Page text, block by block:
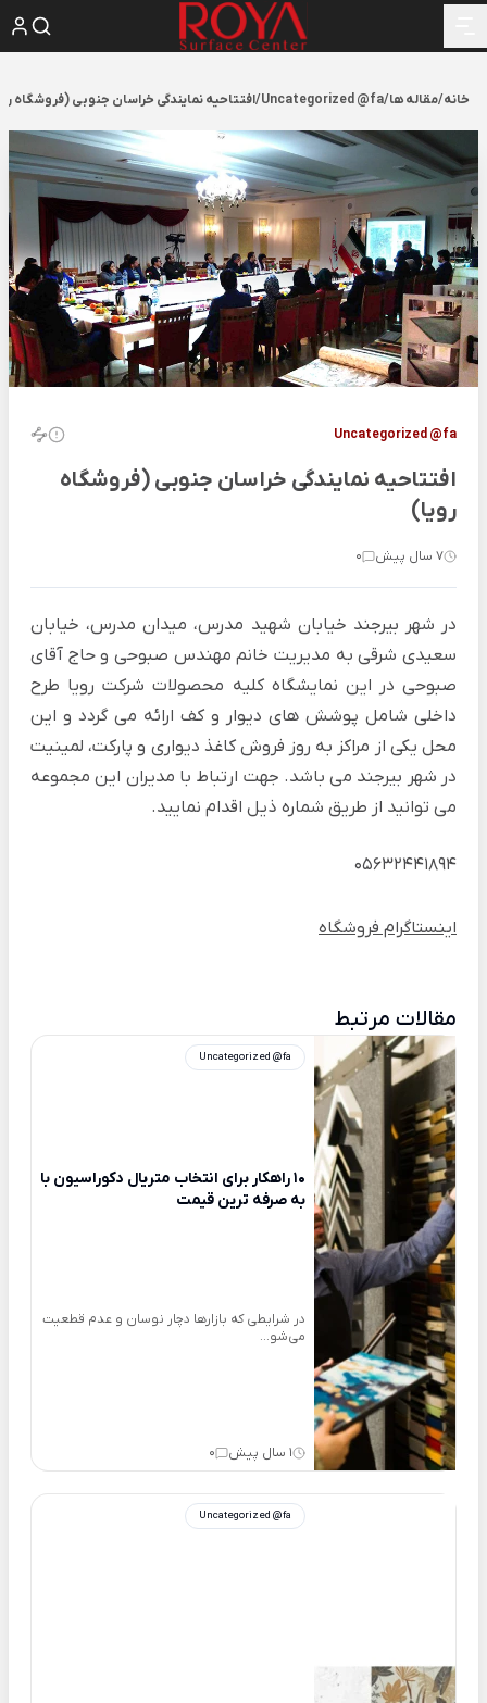
خانه/مقاله ها/
Uncategorized @fa
/افتتاحیه نمایندگی خراسان جنوبی (فروشگاه
Uncategorized @fa
افتتاحیه نمایندگی خراسان جنوبی (فروشگاه
رویا)
7 سال پیش 0
در شهر بیرجند خیابان شهید مدرس، میدان مدرس، خیابان
سعیدی شرقی به مدیریت خانم مهندس صبوحی و حاج آقای
صبوحی در این نمایشگاه کلیه محصولات شرکت رویا طرح
داخلی شامل پوشش های دیوار و کف ارائه می گردد و این
محل یکی از مراکز به روز فروش کاغذ دیواری و پارکت، لمینیت
در شهر بیرجند می باشد. جهت ارتباط با مدیران این مجموعه
می توانید از طریق شماره ذیل اقدام نمایید.
05632441894
اینستاگرام فروشگاه
مقالات مرتبط
Uncategorized @fa
10 راهکار برای انتخاب متریال دکوراسیون با
به صرفه ترین قیمت
در شرایطی که بازارها دچار نوسان و عدم قطعیت
می‌شو...
1 سال پیش 0
Uncategorized @fa